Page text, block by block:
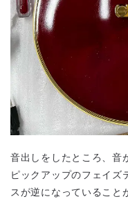
音出しをしたところ、音
ピックアップのフェイズ
スが逆になっていること